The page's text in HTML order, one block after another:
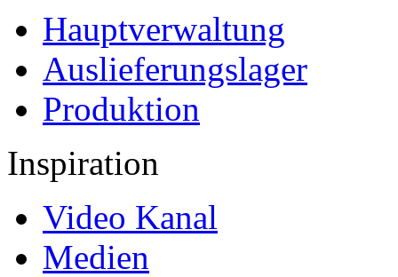
Hauptverwaltung
Auslieferungslager
Produktion
Inspiration
Video Kanal
Medien